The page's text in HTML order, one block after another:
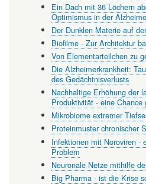
Ein Dach mit 36 Löchern
Optimismus in der
Der Dunklen Materie auf
Biofilme - Zur Architektur
Von Elementarteilchen zu
Die Alzheimerkrankheit:
des Gedächtnisverlusts
Nachhaltige Erhöhung der
Produktivität - eine
Mikrobiome extremer
Proteinmuster chronischer
Infektionen mit Noroviren -
Problem
Neuronale Netze mithilfe
Big Pharma - ist die Krise